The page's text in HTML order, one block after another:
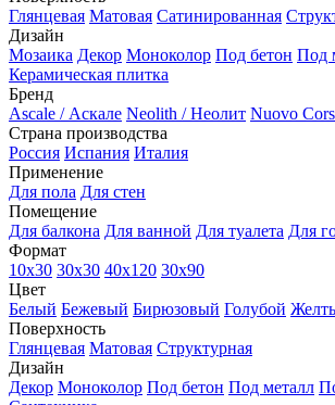
Глянцевая Матовая Сатинированная
Дизайн
Мозаика Декор Моноколор Под бетон Под
Керамическая плитка
Бренд
Ascale / Аскале Neolith / Неолит Nuovo
Страна производства
Россия Испания Италия
Применение
Для пола Для стен
Помещение
Для балкона Для ванной Для туалета Для
Формат
10х30 30х30 40х120 30x90
Цвет
Белый Бежевый Бирюзовый Голубой
Поверхность
Глянцевая Матовая Структурная
Дизайн
Декор Моноколор Под бетон Под металл